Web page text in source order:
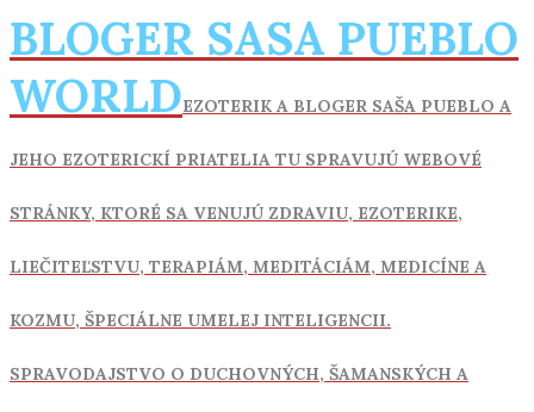
Skip
to
content
BLOGER SASA PUEBLO
WORLDEZOTERIK A BLOGER SAŠA PUEBLO A
JEHO EZOTERICKÍ PRIATELIA TU SPRAVUJÚ WEBOVÉ
STRÁNKY, KTORÉ SA VENUJÚ ZDRAVIU, EZOTERIKE,
LIEČITEĽSTVU, TERAPIÁM, MEDITÁCIÁM, MEDICÍNE A
KOZMU, ŠPECIÁLNE UMELEJ INTELIGENCII.
SPRAVODAJSTVO O DUCHOVNÝCH, ŠAMANSKÝCH A